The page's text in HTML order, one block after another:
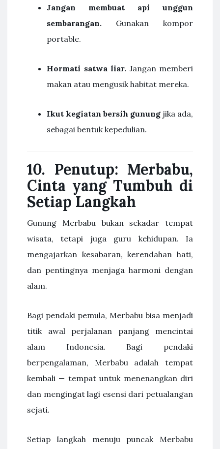
Jangan membuat api unggun
sembarangan. Gunakan kompor
portable.
Hormati satwa liar. Jangan memberi
makan atau mengusik habitat mereka.
Ikut kegiatan bersih gunung jika ada,
sebagai bentuk kepedulian.
10. Penutup: Merbabu,
Cinta yang Tumbuh di
Setiap Langkah
Gunung Merbabu bukan sekadar tempat
wisata, tetapi juga guru kehidupan. Ia
mengajarkan kesabaran, kerendahan hati,
dan pentingnya menjaga harmoni dengan
alam.
Bagi pendaki pemula, Merbabu bisa menjadi
titik awal perjalanan panjang mencintai
alam Indonesia. Bagi pendaki
berpengalaman, Merbabu adalah tempat
kembali — tempat untuk menenangkan diri
dan mengingat lagi esensi dari petualangan
sejati.
Setiap langkah menuju puncak Merbabu